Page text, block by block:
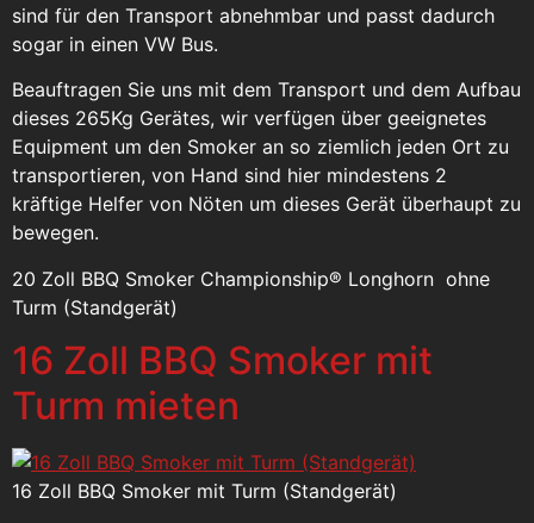
sind für den Transport abnehmbar und passt dadurch
sogar in einen VW Bus.
Beauftragen Sie uns mit dem Transport und dem Aufbau
dieses 265Kg Gerätes, wir verfügen über geeignetes
Equipment um den Smoker an so ziemlich jeden Ort zu
transportieren, von Hand sind hier mindestens 2
kräftige Helfer von Nöten um dieses Gerät überhaupt zu
bewegen.
20 Zoll BBQ Smoker Championship® Longhorn ohne
Turm (Standgerät)
16 Zoll BBQ Smoker mit
Turm mieten
16 Zoll BBQ Smoker mit Turm (Standgerät)